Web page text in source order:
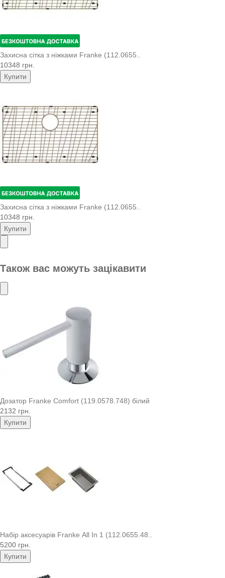
Захисна сітка з ніжками Franke (112.0655..
10348 грн.
Купити
Захисна сітка з ніжками Franke (112.0655..
10348 грн.
Купити
Також вас можуть зацікавити
Дозатор Franke Comfort (119.0578.748) білий
2132 грн.
Купити
Набір аксесуарів Franke All In 1 (112.0655.48..
5200 грн.
Купити